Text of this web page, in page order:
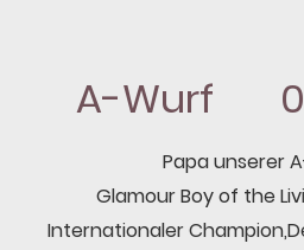
A-Wurf
Papa unserer
Glamour Boy of the
Internationaler